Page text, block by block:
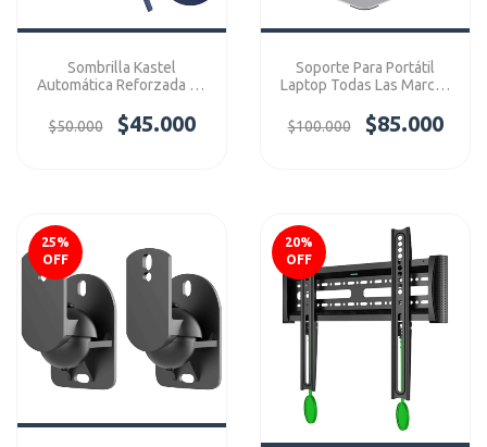
Sombrilla Kastel
Automática Reforzada 10
$50.000
$45.000
Soporte Para Portátil
Laptop Todas Las Marcas
Ref: JX012T
$100.000 $85.000
25%
OFF
20%
OFF